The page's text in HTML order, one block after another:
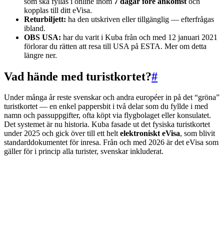
kopplas till ditt eVisa.
Returbiljett: ha den utskriven eller tillgänglig — efterfrågas
ibland.
OBS USA: har du varit i Kuba från och med 12 januari 2021
förlorar du rätten att resa till USA på ESTA. Mer om detta
längre ner.
Vad hände med turistkortet?#
Under många år reste svenskar och andra européer in på det “gröna”
turistkortet — en enkel pappersbit i två delar som du fyllde i med
namn och passuppgifter, ofta köpt via flygbolaget eller konsulatet.
Det systemet är nu historia. Kuba fasade ut det fysiska turistkortet
under 2025 och gick över till ett heltelektroniskt eVisa, som blivit
standarddokumentet för inresa. Från och med 2026 är det eVisa som
gäller för i princip alla turister, svenskar inkluderat.